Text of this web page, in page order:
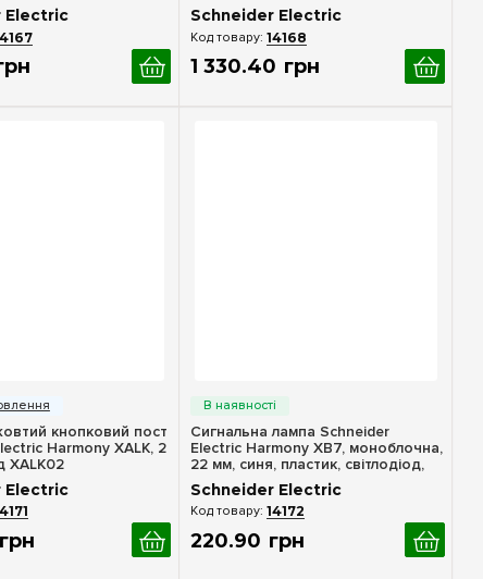
Electric Schneider Electric
14168
1 330.40 грн
кнопковий пост
Harmony XALK, 2
XALK02
Electric
грн
Сигнальна лампа Schneider
Electric Harmony XB7, моноблочна,
22 мм, синя, пластик, світлодіод,
24 В, XB7EV06BP
Schneider Electric
14172
220.90 грн